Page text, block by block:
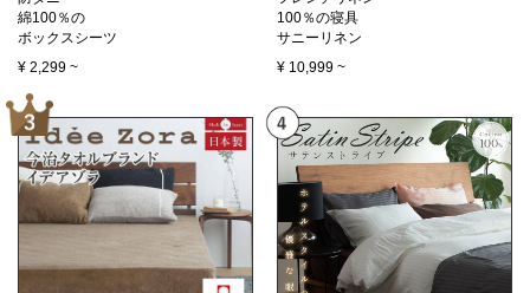
綿100％の
ボックスシーツ
¥ 2,299 ~
100％の寝具
サニーリネン
¥ 10,999 ~